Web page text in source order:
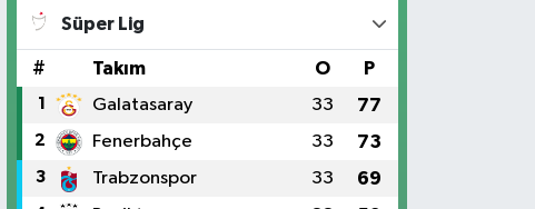
Süper Lig
# Takım O P
1 Galatasaray 33 77
2 Fenerbahçe 33 73
3 Trabzonspor 33 69